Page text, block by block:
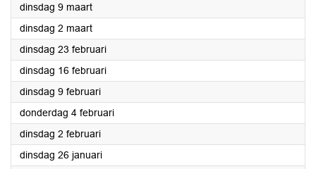
dinsdag 9 maart2021
dinsdag 2 maart2021
dinsdag 23 februari2021
dinsdag 16 februari2021
dinsdag 9 februari2021
donderdag 4 februari2021
dinsdag 2 februari2021
dinsdag 26 januari2021